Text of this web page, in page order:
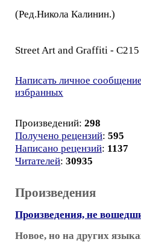
(Ред.Никола Калинин.)
Street Art and Graffiti -
Написать личное сообщение
избранных
Произведений: 298
Получено рецензий: 595
Написано рецензий: 1137
Читателей: 30935
Произведения
Произведения, не
Новое, но на других